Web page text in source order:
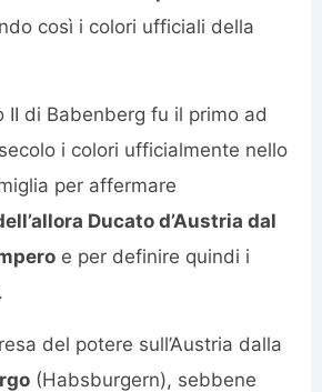
così i colori ufficiali della
II di Babenberg fu il primo ad
i colori ufficialmente nello
per affermare
Ducato d’Austria dal
e per definire quindi i
del potere sull’Austria dalla
(Habsburgern), sebbene